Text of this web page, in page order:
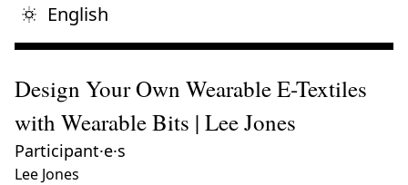
English
Design Your Own Wearable E-Textiles
with Wearable Bits | Lee Jones
Participant·e·s
Lee Jones